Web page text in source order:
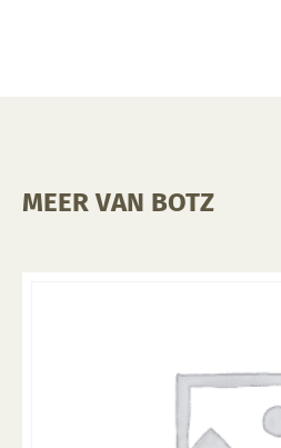
MEER VAN BOTZ